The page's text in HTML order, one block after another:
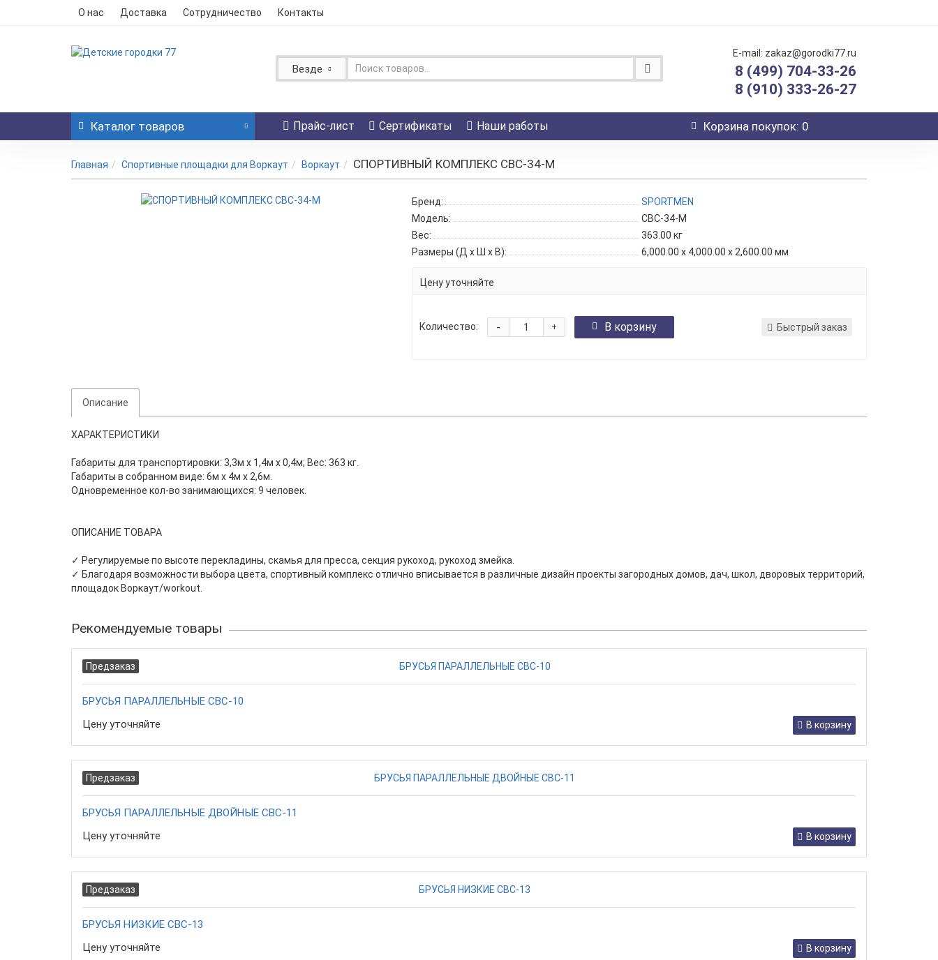
О нас Доставка Сотрудничество Контакты
Везде
E-mail: zakaz@gorodki77.ru
8 (499) 704-33-26
8 (910) 333-26-27
Каталог товаров Прайс-лист Сертификаты Наши работы Корзинапокупок: 0
Главная Спортивные площадки для Воркаут Воркаут СПОРТИВНЫЙ КОМПЛЕКС СВС-34-М
Бренд:
SPORTMEN
Модель:
СВС-34-М
Вес:
363.00 кг
Размеры (Д x Ш x В):
6,000.00 x 4,000.00 x 2,600.00 мм
Цену уточняйте
Количество: +
- В корзину Быстрый заказ
Описание
ХАРАКТЕРИСТИКИ
Габариты для транспортировки: 3,3м х 1,4м х 0,4м; Вес: 363 кг.
Габариты в собранном виде: 6м х 4м х 2,6м.
Одновременное кол-во занимающихся: 9 человек.
ОПИСАНИЕ ТОВАРА
✓ Регулируемые по высоте перекладины, скамья для пресса, секция рукоход, рукоход змейка.
✓ Благодаря возможности выбора цвета, спортивный комплекс отлично вписывается в различные дизайн проекты загородных домов, дач, школ, дворовых территорий,
площадок Воркаут/workout.
Рекомендуемые товары
Предзаказ
БРУСЬЯ ПАРАЛЛЕЛЬНЫЕ СВС-10
Цену уточняйте
В корзину
Предзаказ
БРУСЬЯ ПАРАЛЛЕЛЬНЫЕ ДВОЙНЫЕ СВС-11
Цену уточняйте
В корзину
Предзаказ
БРУСЬЯ НИЗКИЕ СВС-13
Цену уточняйте
В корзину